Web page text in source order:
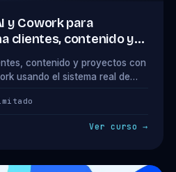
y Cowork para
clientes, contenido y
contenido y proyectos con
usando el sistema real de
Ver curso →